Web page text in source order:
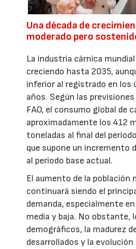
Una década de
moderado pero
La industria cárnica
creciendo hasta 2035,
inferior al registrado en los
años. Según las previsiones
FAO, el consumo global de
aproximadamente los 412
toneladas al final del
que supone un incremento
al periodo base actual.
El aumento de la población
continuará siendo el
demanda, especialmente
media y baja. No obstante,
demográficos, la madurez
desarrollados y la evolución